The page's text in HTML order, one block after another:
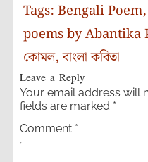
Tags: Bengali Poem,
poems by Abantika
কোমল,বাংলা কবিতা
Leave a Reply
Your email address will
fields are marked *
Comment *